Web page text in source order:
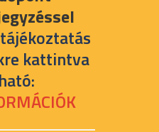
tájékoztatás
kattintva